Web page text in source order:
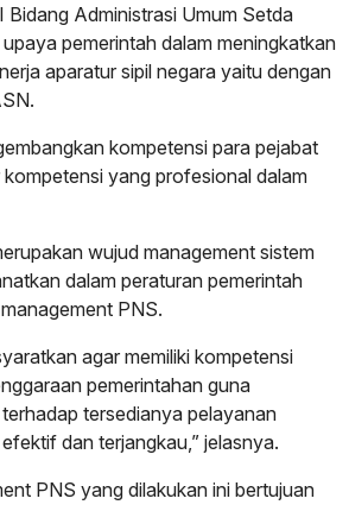
Administrasi Umum Setda
pemerintah dalam meningkatkan
aparatur sipil negara yaitu dengan
kompetensi para pejabat
yang profesional dalam
wujud management sistem
dalam peraturan pemerintah
PNS.
agar memiliki kompetensi
pemerintahan guna
tersedianya pelayanan
dan terjangkau,” jelasnya.
PNS yang dilakukan ini bertujuan